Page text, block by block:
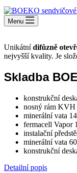
Menu
Unikátnídifůzně
nejvyšší kvality. Je
Skladba
konstrukční
nosný rám KVH
minerální vata
fermacell Vapor
instalační
minerální vata
konstrukční
Detailní popis